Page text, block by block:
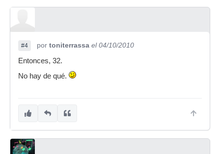
#4 por toniterrassa el 04/10/2010
Entonces, 32.
No hay de qué.